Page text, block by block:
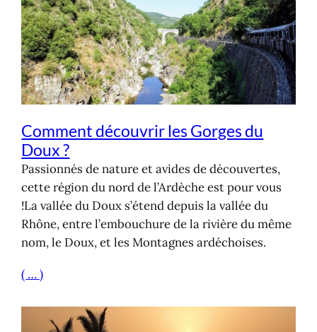
Comment découvrir les Gorges du
Doux ?
Passionnés de nature et avides de découvertes,
cette région du nord de l’Ardèche est pour vous
!La vallée du Doux s’étend depuis la vallée du
Rhône, entre l’embouchure de la rivière du même
nom, le Doux, et les Montagnes ardéchoises.
( … )